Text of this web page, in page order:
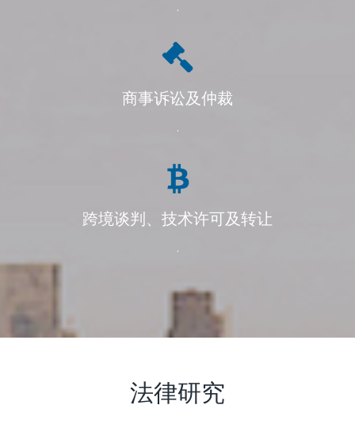
.
商事诉讼及仲裁
.
跨境谈判、技术许可及转让
.
法律研究